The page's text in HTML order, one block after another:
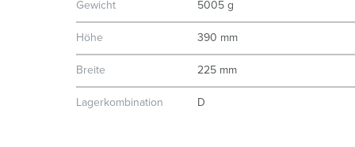
Gewicht 5005 g
Höhe 390 mm
Breite 225 mm
Lagerkombination D